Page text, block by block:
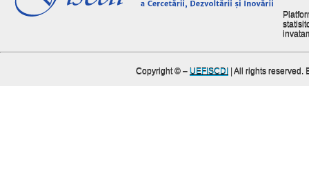
Copyright © – UEFISCDI | All rights